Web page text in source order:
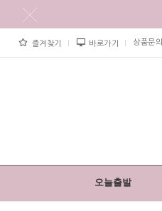
즐겨찾기 바로가기 상품문의
오늘출발